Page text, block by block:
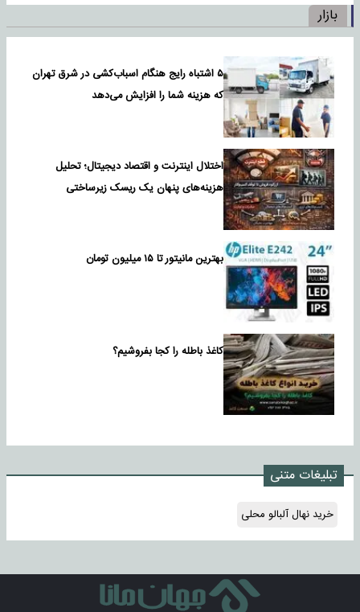
بازار
۵ اشتباه رایج هنگام اسباب‌کشی در شرق تهران
که هزینه شما را افزایش می‌دهد
اختلال اینترنت و اقتصاد دیجیتال؛ تحلیل
هزینه‌های پنهان یک ریسک زیرساختی
بهترین مانیتور تا ۱۵ میلیون تومان
کاغذ باطله را کجا بفروشیم؟
تبلیغات متنی
خرید نهال آلبالو محلی